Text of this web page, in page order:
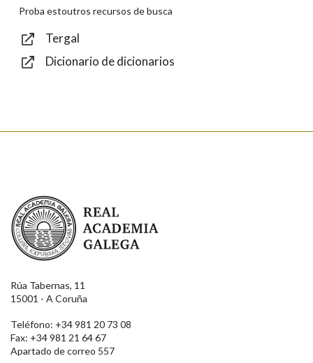
Texto de verificación
Proba estoutros recursos de busca
Tergal
Dicionario de dicionarios
Real Academia Galega
Rúa Tabernas, 11
15001 - A Coruña
Teléfono: +34 981 20 73 08
Fax: +34 981 21 64 67
Apartado de correo 557